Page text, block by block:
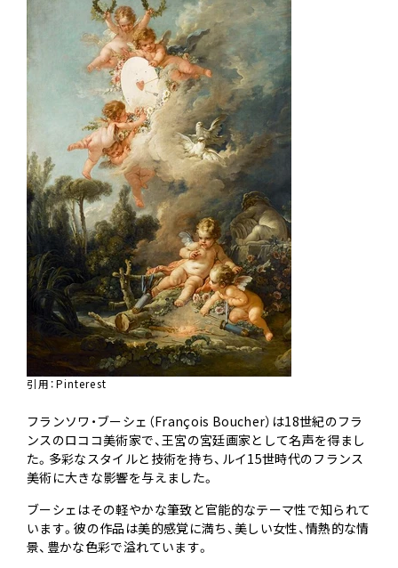
引用：Pinterest
フランソワ・ブーシェ（François Boucher）は18世紀のフラ
ンスのロココ美術家で、王宮の宮廷画家として名声を得まし
た。多彩なスタイルと技術を持ち、ルイ15世時代のフランス
美術に大きな影響を与えました。
ブーシェはその軽やかな筆致と官能的なテーマ性で知られて
います。彼の作品は美的感覚に満ち、美しい女性、情熱的な情
景、豊かな色彩で溢れています。